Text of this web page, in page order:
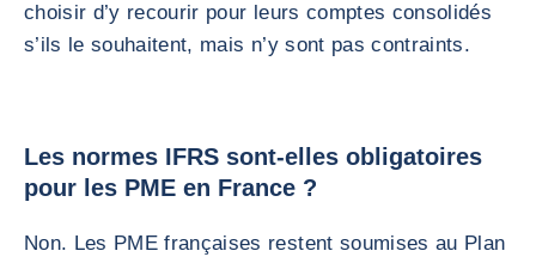
choisir d’y recourir pour leurs comptes consolidés
s’ils le souhaitent, mais n’y sont pas contraints.
Les normes IFRS sont-elles obligatoires
pour les PME en France ?
Non. Les PME françaises restent soumises au Plan